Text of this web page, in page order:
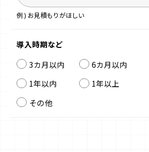
例 ) お見積もりがほしい
導入時期など
3カ月以内
6カ月以内
1年以内
1年以上
その他